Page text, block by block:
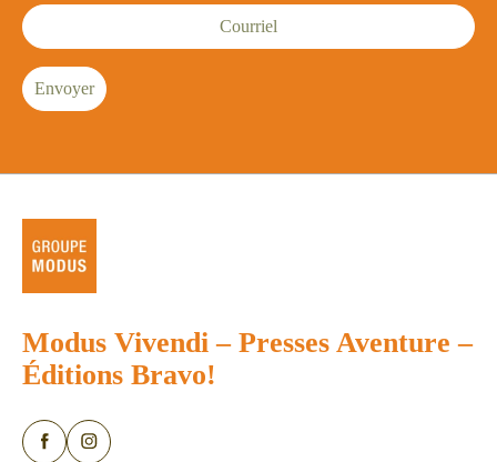
Courriel
Envoyer
Modus Vivendi – Presses Aventure –
Éditions Bravo!